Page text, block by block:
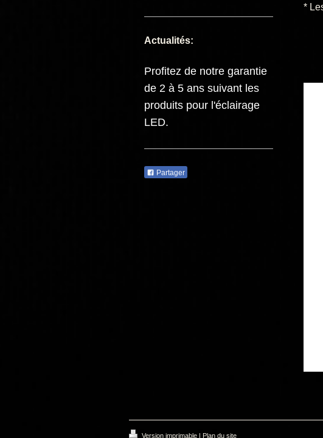
*
Actualités:
Profitez de notre garantie
de 2 à 5 ans suivant les
produits pour l'éclairage
LED.
Partager
Version imprimable | Plan du site